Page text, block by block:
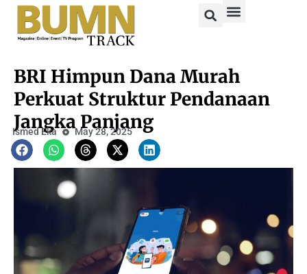
BRI Himpun Dana Murah
Perkuat Struktur Pendanaan
Jangka Panjang
Ismed Eka May 28, 2025